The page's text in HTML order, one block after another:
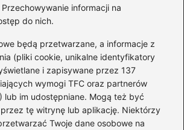
Przechowywanie informacji na
do nich.
będą przetwarzane, a informacje z
(pliki cookie, unikalne identyfikatory
i zapisywane przez 137
wymogi TFC oraz partnerów
lub im udostępniane. Mogą też być
tę witrynę lub aplikację. Niektórzy
Twoje dane osobowe na
Kategorie